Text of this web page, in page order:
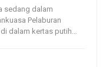
sedang dalam
Pelaburan
dalam kertas putih…